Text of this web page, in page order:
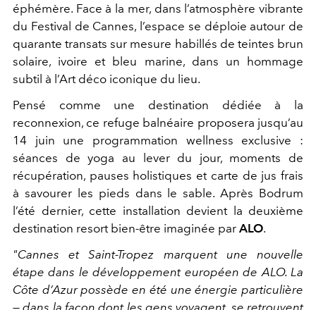
éphémère. Face à la mer, dans l’atmosphère vibrante
du Festival de Cannes, l’espace se déploie autour de
quarante transats sur mesure habillés de teintes brun
solaire, ivoire et bleu marine, dans un hommage
subtil à l’Art déco iconique du lieu.
Pensé comme une destination dédiée à la
reconnexion, ce refuge balnéaire proposera jusqu’au
14 juin une programmation wellness exclusive :
séances de yoga au lever du jour, moments de
récupération, pauses holistiques et carte de jus frais
à savourer les pieds dans le sable. Après Bodrum
l’été dernier, cette installation devient la deuxième
destination resort bien-être imaginée par ALO.
"Cannes et Saint-Tropez marquent une nouvelle
étape dans le développement européen de ALO. La
Côte d’Azur possède en été une énergie particulière
— dans la façon dont les gens voyagent, se retrouvent